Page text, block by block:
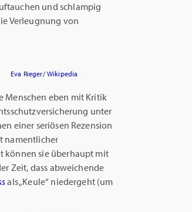
und schlampig
Verleugnung von
Eva Rieger/ Wikipedia
Menschen eben mit Kritik
unter
einer seriösen Rezension
namentlicher
können sie überhaupt mit
Zeit, dass abweichende
als „Keule“ niedergeht (um